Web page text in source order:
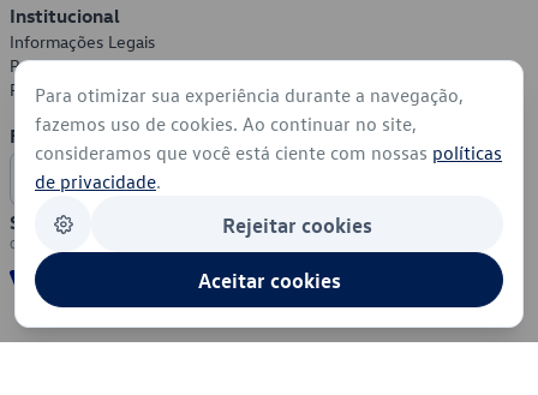
Institucional
Informações Legais
Política de Privacidade
Política de Cookies
Formas de Pagamento
Segurança
Para otimizar sua experiência durante a navegação,
fazemos uso de cookies. Ao continuar no site,
consideramos que você está ciente com nossas políticas
de privacidade.
Rejeitar cookies
Aceitar cookies